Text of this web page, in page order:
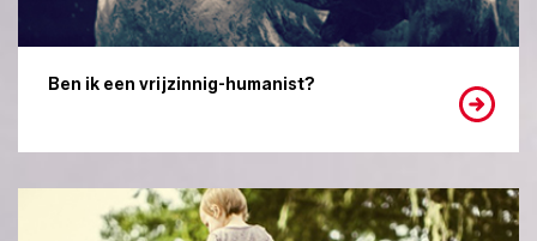
Ben ik een vrijzinnig-humanist?